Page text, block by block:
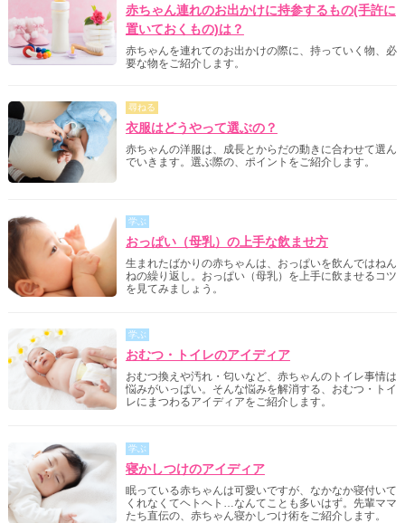
赤ちゃん連れのお出かけに持参するもの(手許に
置いておくもの)は？
赤ちゃんを連れてのお出かけの際に、持っていく物、必
要な物をご紹介します。
尋ねる
衣服はどうやって選ぶの？
赤ちゃんの洋服は、成長とからだの動きに合わせて選ん
でいきます。選ぶ際の、ポイントをご紹介します。
学ぶ
おっぱい（母乳）の上手な飲ませ方
生まれたばかりの赤ちゃんは、おっぱいを飲んではねん
ねの繰り返し。おっぱい（母乳）を上手に飲ませるコツ
を見てみましょう。
学ぶ
おむつ・トイレのアイディア
おむつ換えや汚れ・匂いなど、赤ちゃんのトイレ事情は
悩みがいっぱい。そんな悩みを解消する、おむつ・トイ
レにまつわるアイディアをご紹介します。
学ぶ
寝かしつけのアイディア
眠っている赤ちゃんは可愛いですが、なかなか寝付いて
くれなくてヘトヘト…なんてことも多いはず。先輩ママ
たち直伝の、赤ちゃん寝かしつけ術をご紹介します。